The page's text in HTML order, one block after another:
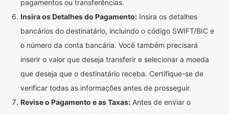
pagamentos ou transferências.
Insira os Detalhes do Pagamento: Insira os detalhes
bancários do destinatário, incluindo o código SWIFT/BIC e
o número da conta bancária. Você também precisará
inserir o valor que deseja transferir e selecionar a moeda
que deseja que o destinatário receba. Certifique-se de
verificar todas as informações antes de prosseguir.
Revise o Pagamento e as Taxas: Antes de enviar o